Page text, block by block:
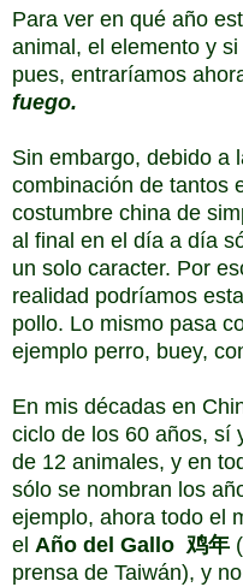
Para ver en qué año
animal, el elemento y si
pues, entraríamos
fuego.
Sin embargo, debido a
combinación de tantos
costumbre china de
al final en el día a día
un solo caracter. Por
realidad podríamos
pollo. Lo mismo pasa
ejemplo perro, buey,
En mis décadas en
ciclo de los 60 años, sí
de 12 animales, y en
sólo se nombran los
ejemplo, ahora todo el
el Año del Gallo 鸡年
prensa de Taiwán), y